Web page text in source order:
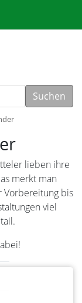
Suchen
lieben ihre
merkt man
Vorbereitung bis
viel